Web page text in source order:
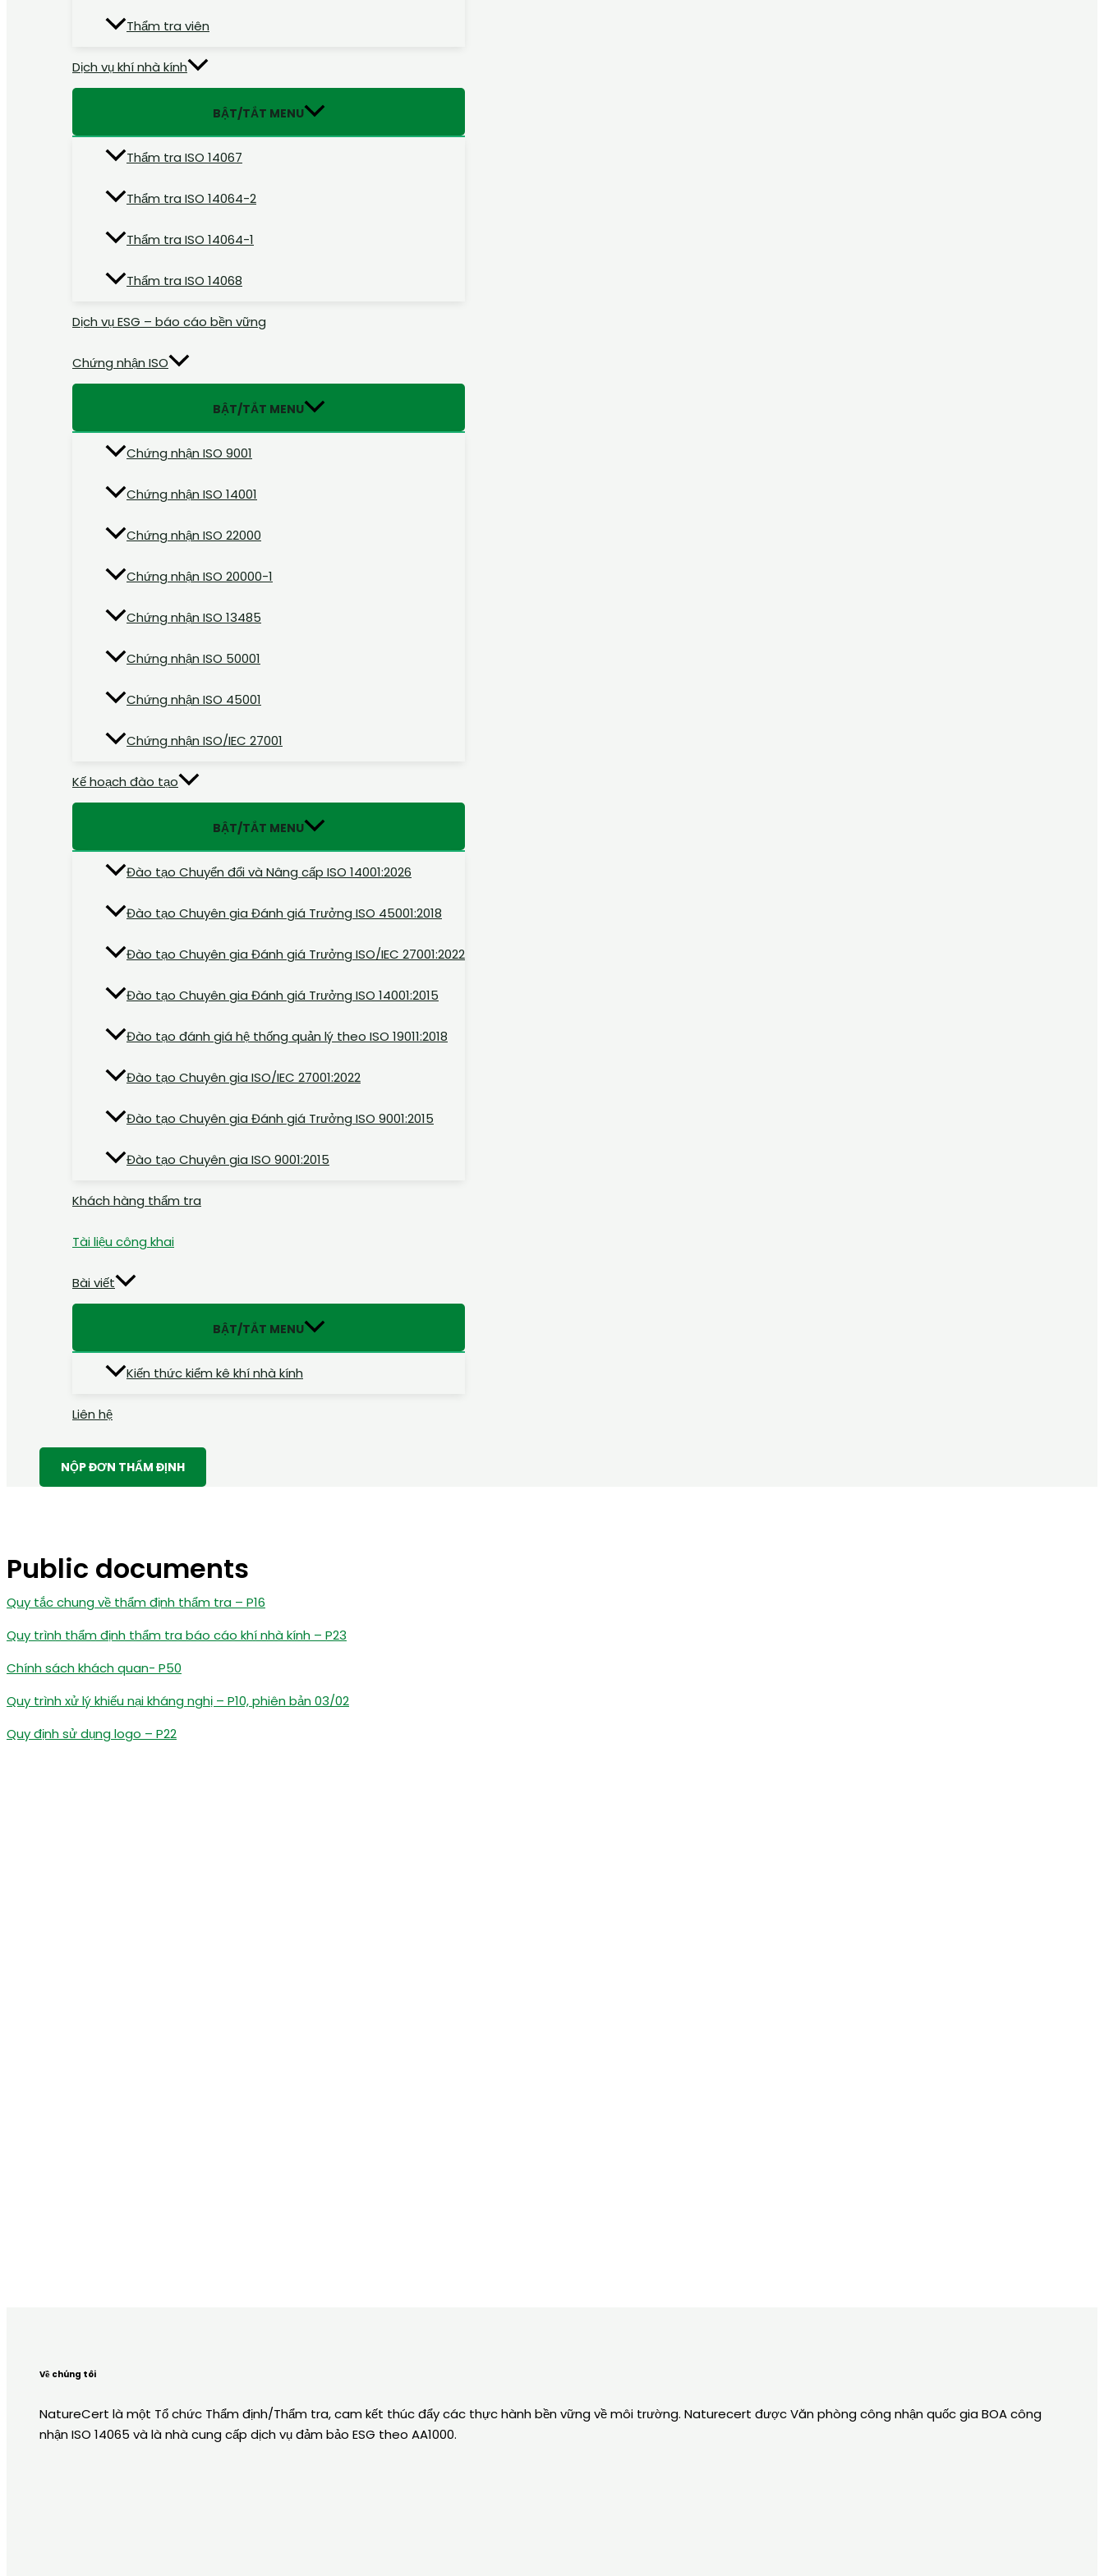
Thẩm tra viên
Dịch vụ khí nhà kính
BẬT/TẮT MENU
Thẩm tra ISO 14067
Thẩm tra ISO 14064-2
Thẩm tra ISO 14064-1
Thẩm tra ISO 14068
Dịch vụ ESG – báo cáo bền vững
Chứng nhận ISO
BẬT/TẮT MENU
Chứng nhận ISO 9001
Chứng nhận ISO 14001
Chứng nhận ISO 22000
Chứng nhận ISO 20000-1
Chứng nhận ISO 13485
Chứng nhận ISO 50001
Chứng nhận ISO 45001
Chứng nhận ISO/IEC 27001
Kế hoạch đào tạo
BẬT/TẮT MENU
Đào tạo Chuyển đổi và Nâng cấp ISO 14001:2026
Đào tạo Chuyên gia Đánh giá Trưởng ISO 45001:2018
Đào tạo Chuyên gia Đánh giá Trưởng ISO/IEC 27001:2022
Đào tạo Chuyên gia Đánh giá Trưởng ISO 14001:2015
Đào tạo đánh giá hệ thống quản lý theo ISO 19011:2018
Đào tạo Chuyên gia ISO/IEC 27001:2022
Đào tạo Chuyên gia Đánh giá Trưởng ISO 9001:2015
Đào tạo Chuyên gia ISO 9001:2015
Khách hàng thẩm tra
Tài liệu công khai
Bài viết
BẬT/TẮT MENU
Kiến thức kiểm kê khí nhà kính
Liên hệ
NỘP ĐƠN THẨM ĐỊNH
Public documents
Quy tắc chung về thẩm định thẩm tra – P16
Quy trình thẩm định thẩm tra báo cáo khí nhà kính – P23
Chính sách khách quan- P50
Quy trình xử lý khiếu nại kháng nghị – P10, phiên bản 03/02
Quy định sử dụng logo – P22
Về chúng tôi
NatureCert là một Tổ chức Thẩm định/Thẩm tra, cam kết thúc đẩy các thực hành bền vững về môi trường. Naturecert được Văn phòng công nhận quốc gia BOA công
nhận ISO 14065 và là nhà cung cấp dịch vụ đảm bảo ESG theo AA1000.